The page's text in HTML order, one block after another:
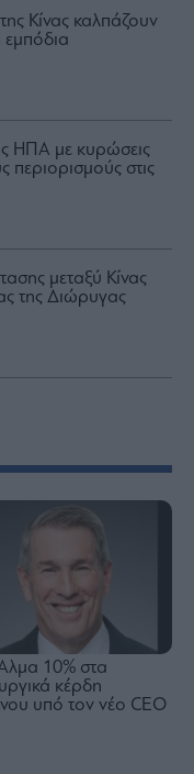
Κίνας καλπάζουν
ΗΠΑ με κυρώσεις
περιορισμούς στις
μεταξύ Κίνας
της Διώρυγας
10% στα
κέρδη
υπό τον νέο CEO